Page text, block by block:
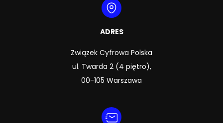
ADRES
Związek Cyfrowa Polska
ul. Twarda 2 (4 piętro),
00-105 Warszawa